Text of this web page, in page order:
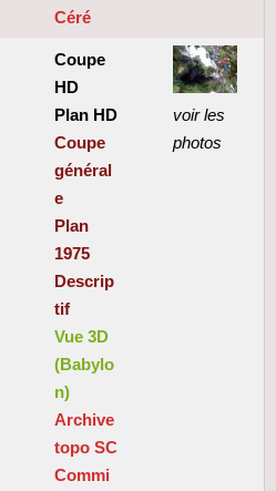
Céré
Coupe
HD
Plan HD
Coupe
général
e
Plan
1975
Descrip
tif
Vue 3D
(Babylo
n)
Archive
topo SC
Commi
voir les
photos